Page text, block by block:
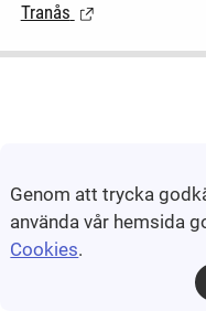
Tranås (Länk till extern
Genom att trycka
använda vår hemsida
Cookies.